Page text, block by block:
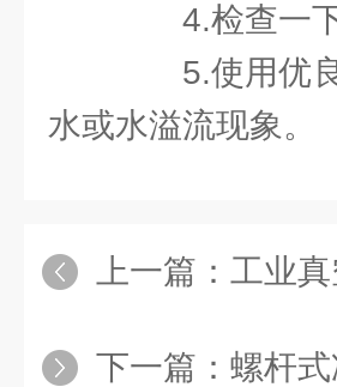
4.检查一下
5.使用优良
水或水溢流现象。
上一篇： 工业
下一篇： 螺杆